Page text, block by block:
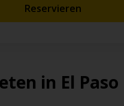
Reservieren
in El Paso